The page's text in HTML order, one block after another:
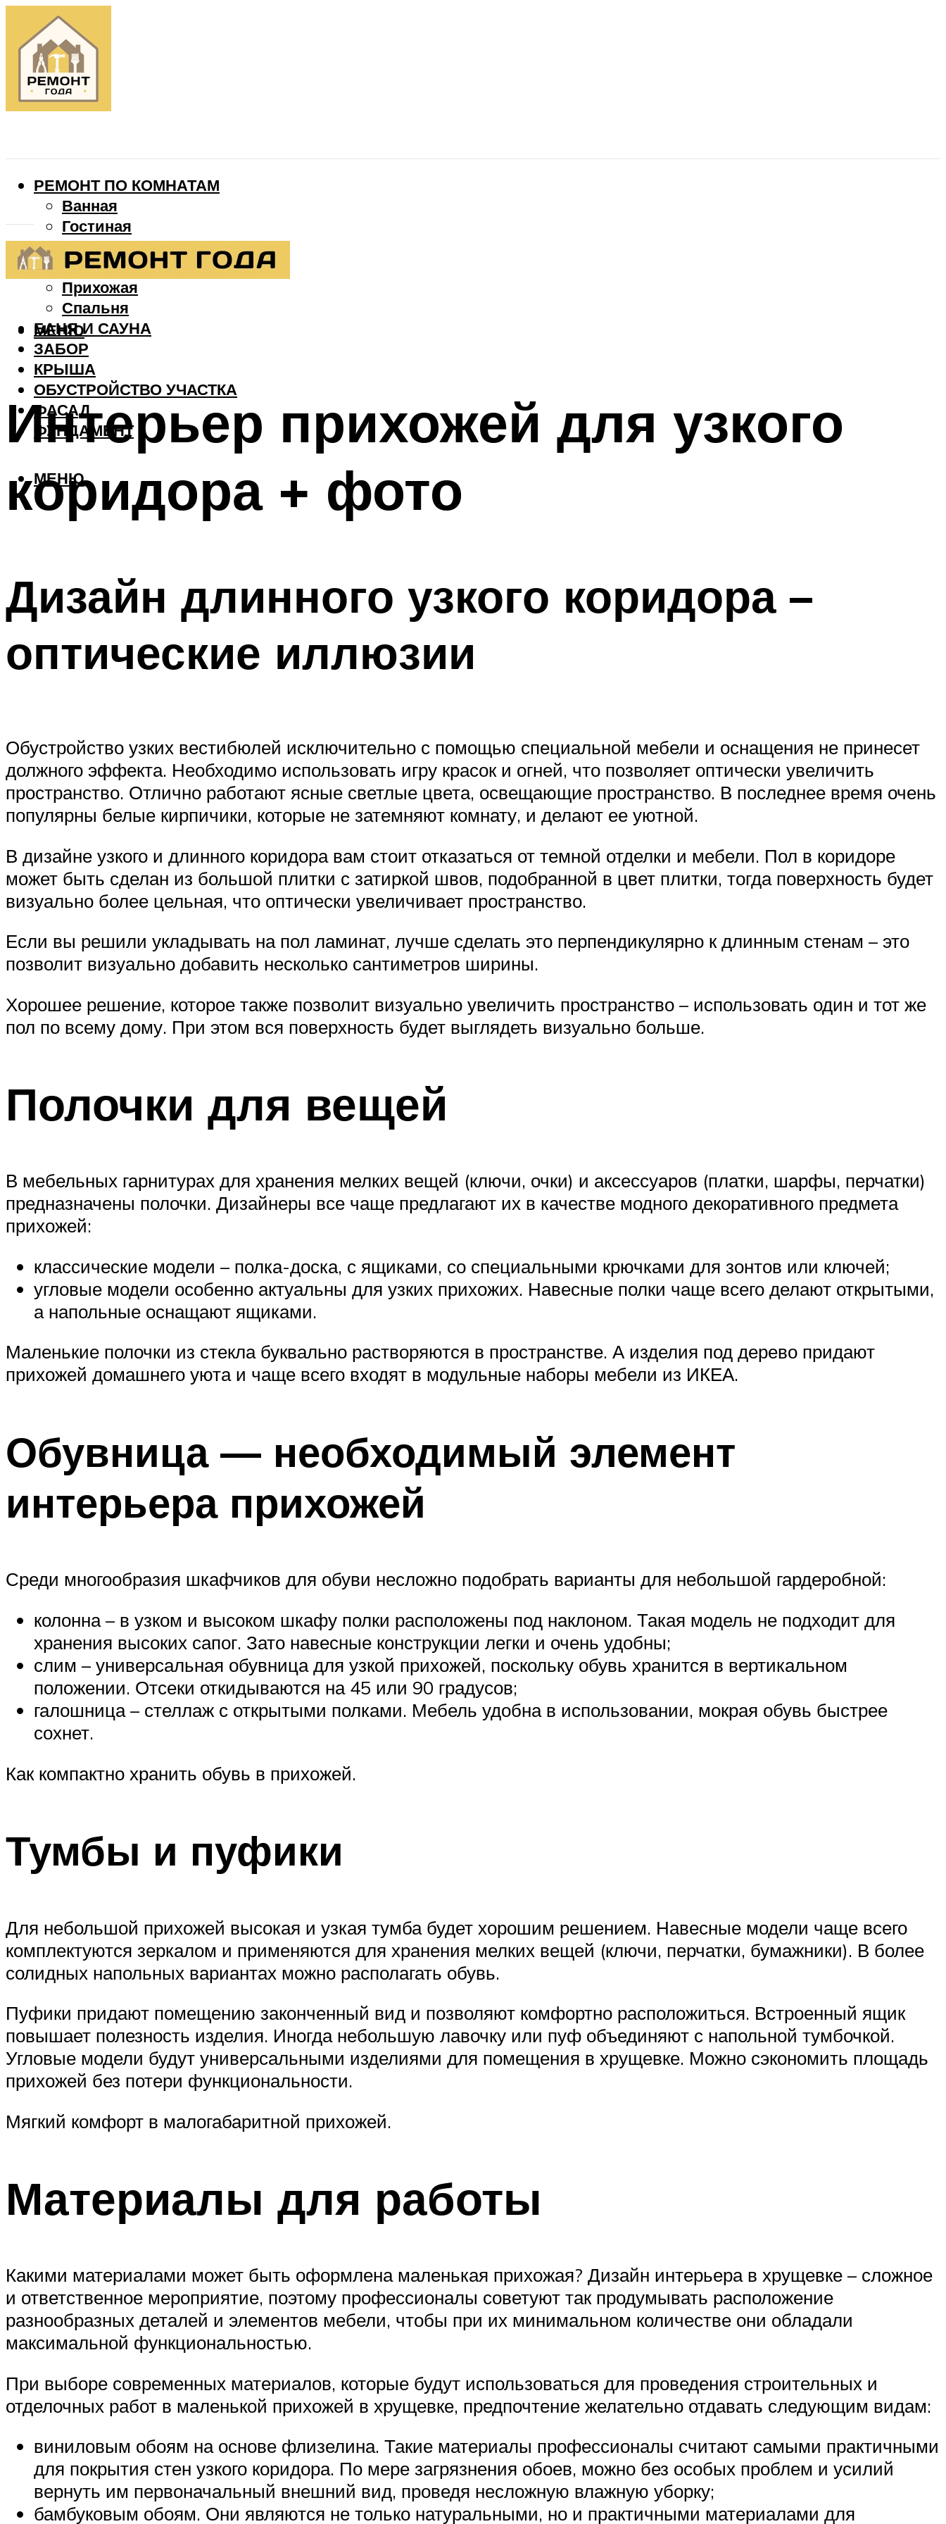
РЕМОНТ ПО КОМНАТАМ
Ванная
Гостиная
Детская
Кухня
Прихожая
Спальня
БАНЯ И САУНА
ЗАБОР
КРЫША
ОБУСТРОЙСТВО УЧАСТКА
ФАСАД
ФУНДАМЕНТ
МЕНЮ
МЕНЮ
Интерьер прихожей для узкого
коридора + фото
Дизайн длинного узкого коридора –
оптические иллюзии
Обустройство узких вестибюлей исключительно с помощью специальной мебели и оснащения не принесет
должного эффекта. Необходимо использовать игру красок и огней, что позволяет оптически увеличить
пространство. Отлично работают ясные светлые цвета, освещающие пространство. В последнее время очень
популярны белые кирпичики, которые не затемняют комнату, и делают ее уютной.
В дизайне узкого и длинного коридора вам стоит отказаться от темной отделки и мебели. Пол в коридоре
может быть сделан из большой плитки с затиркой швов, подобранной в цвет плитки, тогда поверхность будет
визуально более цельная, что оптически увеличивает пространство.
Если вы решили укладывать на пол ламинат, лучше сделать это перпендикулярно к длинным стенам – это
позволит визуально добавить несколько сантиметров ширины.
Хорошее решение, которое также позволит визуально увеличить пространство – использовать один и тот же
пол по всему дому. При этом вся поверхность будет выглядеть визуально больше.
Полочки для вещей
В мебельных гарнитурах для хранения мелких вещей (ключи, очки) и аксессуаров (платки, шарфы, перчатки)
предназначены полочки. Дизайнеры все чаще предлагают их в качестве модного декоративного предмета
прихожей:
классические модели – полка-доска, с ящиками, со специальными крючками для зонтов или ключей;
угловые модели особенно актуальны для узких прихожих. Навесные полки чаще всего делают открытыми,
а напольные оснащают ящиками.
Маленькие полочки из стекла буквально растворяются в пространстве. А изделия под дерево придают
прихожей домашнего уюта и чаще всего входят в модульные наборы мебели из ИКЕА.
Обувница — необходимый элемент
интерьера прихожей
Среди многообразия шкафчиков для обуви несложно подобрать варианты для небольшой гардеробной:
колонна – в узком и высоком шкафу полки расположены под наклоном. Такая модель не подходит для
хранения высоких сапог. Зато навесные конструкции легки и очень удобны;
слим – универсальная обувница для узкой прихожей, поскольку обувь хранится в вертикальном
положении. Отсеки откидываются на 45 или 90 градусов;
галошница – стеллаж с открытыми полками. Мебель удобна в использовании, мокрая обувь быстрее
сохнет.
Как компактно хранить обувь в прихожей.
Тумбы и пуфики
Для небольшой прихожей высокая и узкая тумба будет хорошим решением. Навесные модели чаще всего
комплектуются зеркалом и применяются для хранения мелких вещей (ключи, перчатки, бумажники). В более
солидных напольных вариантах можно располагать обувь.
Пуфики придают помещению законченный вид и позволяют комфортно расположиться. Встроенный ящик
повышает полезность изделия. Иногда небольшую лавочку или пуф объединяют с напольной тумбочкой.
Угловые модели будут универсальными изделиями для помещения в хрущевке. Можно сэкономить площадь
прихожей без потери функциональности.
Мягкий комфорт в малогабаритной прихожей.
Материалы для работы
Какими материалами может быть оформлена маленькая прихожая? Дизайн интерьера в хрущевке – сложное
и ответственное мероприятие, поэтому профессионалы советуют так продумывать расположение
разнообразных деталей и элементов мебели, чтобы при их минимальном количестве они обладали
максимальной функциональностью.
При выборе современных материалов, которые будут использоваться для проведения строительных и
отделочных работ в маленькой прихожей в хрущевке, предпочтение желательно отдавать следующим видам:
виниловым обоям на основе флизелина. Такие материалы профессионалы считают самыми практичными
для покрытия стен узкого коридора. По мере загрязнения обоев, можно без особых проблем и усилий
вернуть им первоначальный внешний вид, проведя несложную влажную уборку;
бамбуковым обоям. Они являются не только натуральными, но и практичными материалами для